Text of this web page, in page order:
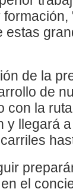
de la
de
con la
y llegará
el